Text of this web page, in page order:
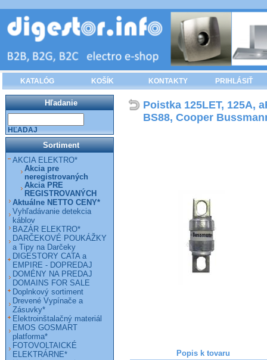
KATALÓG KOŠÍK KONTAKTY PRIHLÁSIŤ
Poistka 125LET, 125A,
BS88, Cooper
Popis k tovaru
Hľadanie
HĽADAJ
Sortiment
AKCIA ELEKTRO*
Akcia pre
neregistrovaných
Akcia PRE
REGISTROVANÝCH
Aktuálne NETTO CENY*
Vyhľadávanie detekcia
káblov
BAZÁR ELEKTRO*
DARČEKOVÉ POUKÁŽKY
a Tipy na Darčeky
DIGESTORY CATA a
EMPIRE - DOPREDAJ
DOMÉNY NA PREDAJ
DOMAINS FOR SALE
Doplnkový sortiment
Drevené Vypínače a
Zásuvky*
Elektroinštalačný materiál
EMOS GOSMART
platforma*
FOTOVOLTAICKÉ
ELEKTRÁRNE*